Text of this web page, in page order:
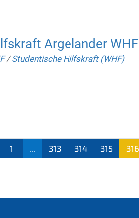
Argelander WHF
/Studentische Hilfskraft (WHF)
1 313 314 315
316